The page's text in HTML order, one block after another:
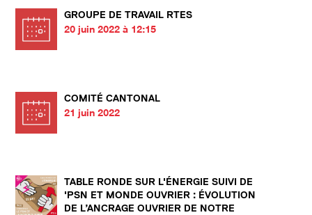
GROUPE DE TRAVAIL RTES
20 juin 2022 à 12:15
COMITÉ CANTONAL
21 juin 2022
TABLE RONDE SUR L'ÉNERGIE SUIVI DE
'PSN ET MONDE OUVRIER : ÉVOLUTION
DE L’ANCRAGE OUVRIER DE NOTRE